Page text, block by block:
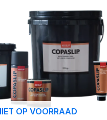
OP VOORRAAD